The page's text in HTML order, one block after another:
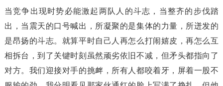
当竞争出现时势必能激起两队人的斗志，当整齐的步伐踏
出，当震天的口号喊出，所凝聚的是集体的力量，所迸发的
是昂扬的斗志。就算平时自己人再怎么打闹嬉皮，再怎么互
相拆台，到了关键时刻虽然顽劣依旧不减，但矛头都指向了
对方。我们迎接对手的挑衅，所有人都咬着牙，屏着一股不